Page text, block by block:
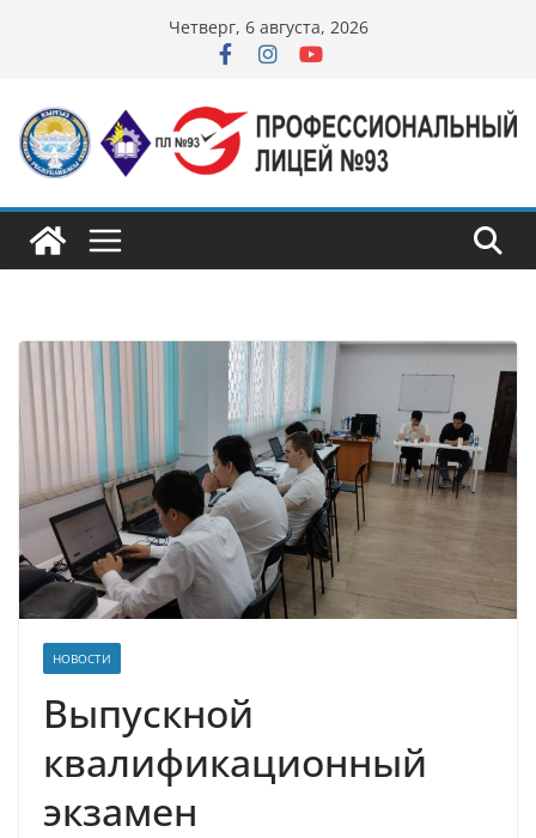
Четверг, 6 августа, 2026
НОВОСТИ
Выпускной
квалификационный
экзамен